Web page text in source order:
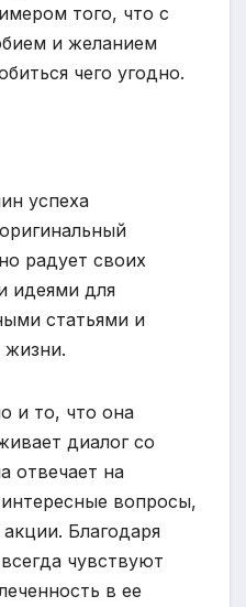
того, что с
и желанием
чего угодно.
успеха
радует своих
идеями для
статьями и
жизни.
и то, что она
диалог со
отвечает на
вопросы,
Благодаря
чувствуют
в ее